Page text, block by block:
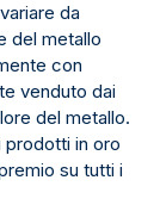
da
del metallo
con
venduto dai
del metallo.
prodotti in oro
su tutti i